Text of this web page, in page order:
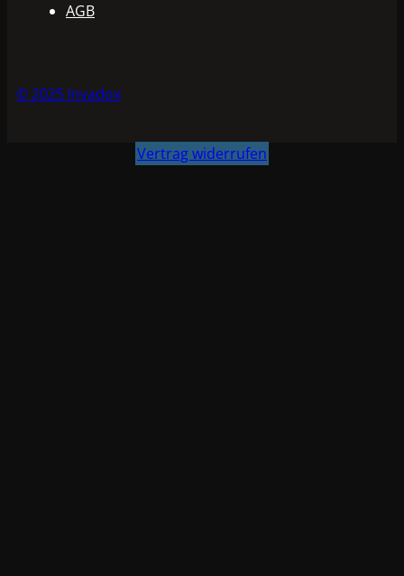
AGB
© 2025 Invadox
Vertrag widerrufen